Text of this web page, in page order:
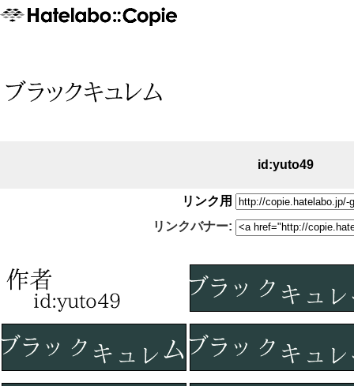
id:yuto49
リンク用
リンクバナー: